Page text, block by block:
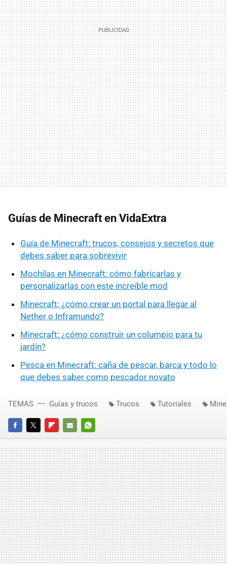
Guías de Minecraft en VidaExtra
Guía de Minecraft: trucos, consejos y secretos que
debes saber para sobrevivir
Mochilas en Minecraft: cómo fabricarlas y
personalizarlas con este increíble mod
Minecraft: ¿cómo crear un portal para llegar al
Nether o Inframundo?
Minecraft: ¿cómo construir un columpio para tu
jardín?
Pesca en Minecraft: caña de pescar, barca y todo lo
que debes saber como pescador novato
FACEBOOKTWITTERFLIPBOARD
E-
MAIL
WHATSAPP
TEMAS Guías y trucos Trucos Tutoriales